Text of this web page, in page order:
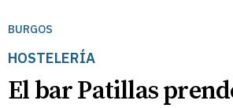
BURGOS
HOSTELERÍA
El bar Patillas